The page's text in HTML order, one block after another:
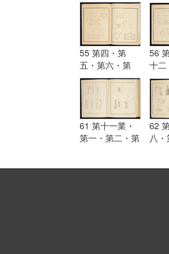
一・第十二・第
十三・第十四・
第十五・第十六
第
四
六
55 第四・第
五・第六・第
七・第八・第
九・第十
56
十二
第十
61 第十一業・
第一・第二・第
62
八